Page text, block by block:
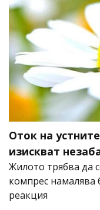
Оток на
изискват
Жилото трябва да
компрес намалява
реакция